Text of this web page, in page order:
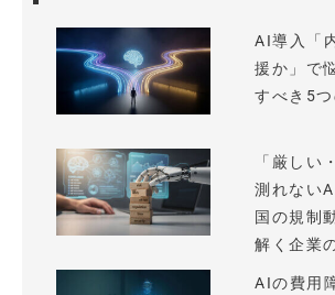
AI導入「
援か」で
すべき5つ
「厳しい
測れない
国の規制
解く企業
AIの費用